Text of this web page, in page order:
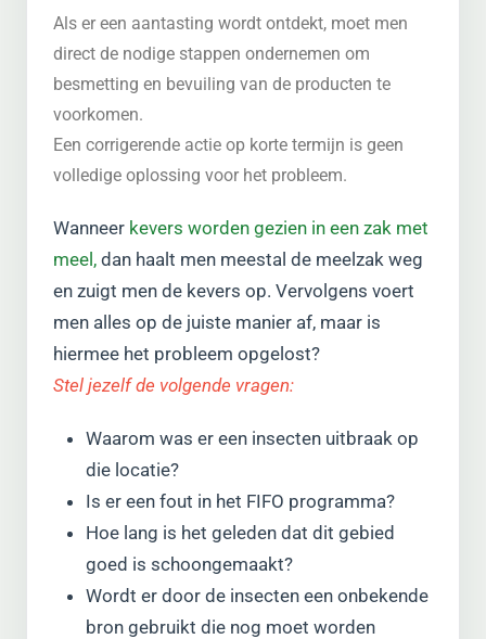
Als er een aantasting wordt ontdekt, moet men
direct de nodige stappen ondernemen om
besmetting en bevuiling van de producten te
voorkomen.
Een corrigerende actie op korte termijn is geen
volledige oplossing voor het probleem.
Wanneer kevers worden gezien in een zak met
meel, dan haalt men meestal de meelzak weg
en zuigt men de kevers op. Vervolgens voert
men alles op de juiste manier af, maar is
hiermee het probleem opgelost?
Stel jezelf de volgende vragen:
Waarom was er een insecten uitbraak op
die locatie?
Is er een fout in het FIFO programma?
Hoe lang is het geleden dat dit gebied
goed is schoongemaakt?
Wordt er door de insecten een onbekende
bron gebruikt die nog moet worden